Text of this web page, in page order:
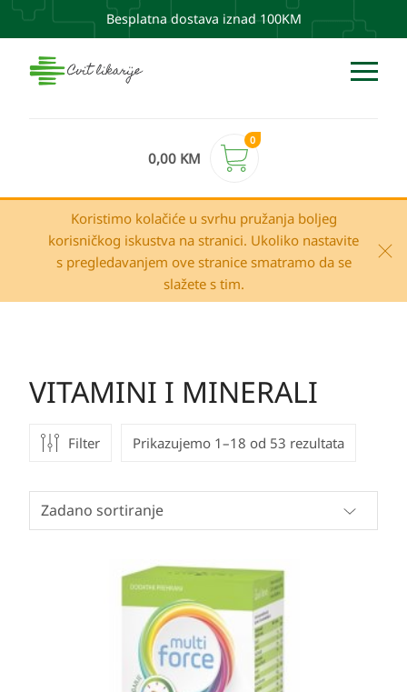
Besplatna dostava iznad 100KM
0,00 KM
0
Koristimo kolačiće u svrhu pružanja boljeg
korisničkog iskustva na stranici. Ukoliko nastavite
s pregledavanjem ove stranice smatramo da se
slažete s tim.
VITAMINI I MINERALI
Filter Prikazujemo 1–18 od 53 rezultata